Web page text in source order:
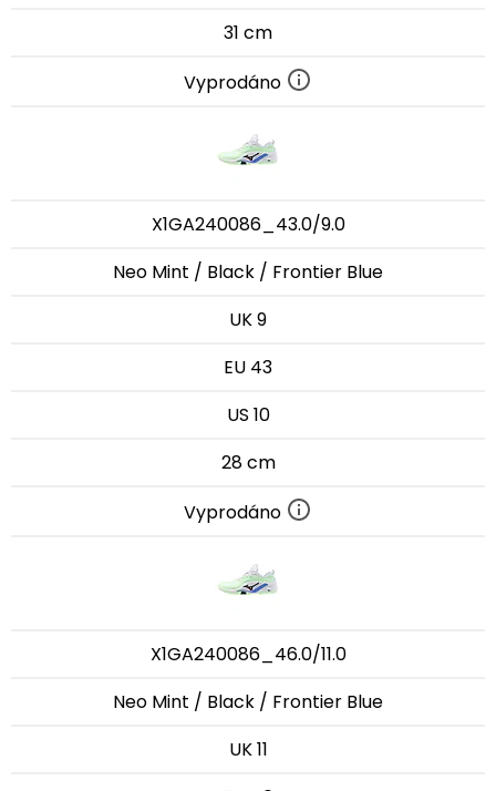
31 cm
Vyprodáno
X1GA240086_43.0/9.0
Neo Mint / Black / Frontier Blue
UK 9
EU 43
US 10
28 cm
Vyprodáno
X1GA240086_46.0/11.0
Neo Mint / Black / Frontier Blue
UK 11